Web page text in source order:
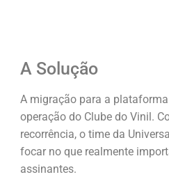
A Solução
A migração para a
operação do Clube do Vinil.
recorrência, o time da
focar no que realmente
assinantes.